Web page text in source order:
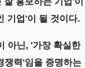
기업'이 될 것이다.
아닌, '가장 확실한
쟁력'임을 증명하는